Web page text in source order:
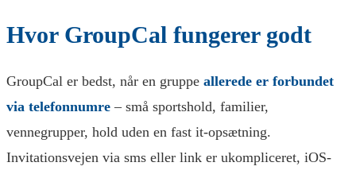
Hvor GroupCal fungerer godt
GroupCal er bedst, når en gruppe allerede er forbundet
via telefonnumre – små sportshold, familier,
vennegrupper, hold uden en fast it-opsætning.
Invitationsvejen via sms eller link er ukompliceret, iOS-